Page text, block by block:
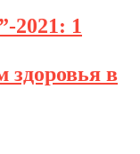
1
здоровья в